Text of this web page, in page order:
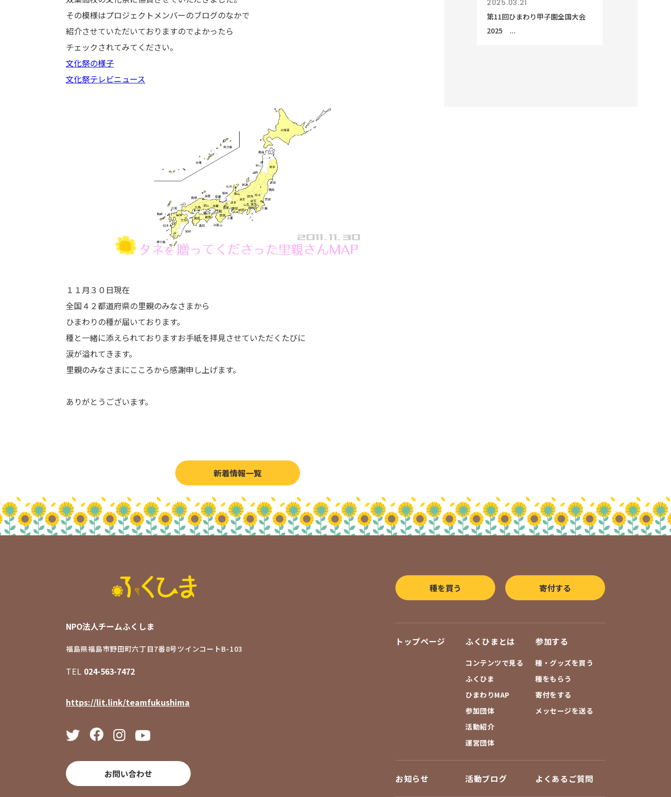
その模様はプロジェクトメンバーのブログのなかで
紹介させていただいておりますのでよかったら
チェックされてみてください。
文化祭の様子
文化祭テレビニュース
１１月３０日現在
全国４２都道府県の里親のみなさまから
ひまわりの種が届いております。
種と一緒に添えられておりますお手紙を拝見させていただくたびに
涙が溢れてきます。
里親のみなさまにこころから感謝申し上げます。
ありがとうございます。
新着情報一覧
2025.03.21
第11回ひまわり甲子園全国大会
2025 ...
NPO法人チームふくしま
福島県福島市野田町六丁目7番8号ツインコートB-103
TEL 024-563-7472
https://lit.link/teamfukushima
お問い合わせ
種を買う 寄付する
トップページ ふくひまとは
コンテンツで見る
ふくひま
ひまわりMAP
参加団体
活動紹介
運営団体
参加する
種・グッズを買う
種をもらう
寄付をする
メッセージを送る
お知らせ 活動ブログ よくあるご質問